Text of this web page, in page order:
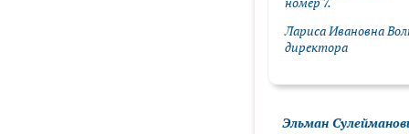
Лариса Ивановна
директора
Эльман